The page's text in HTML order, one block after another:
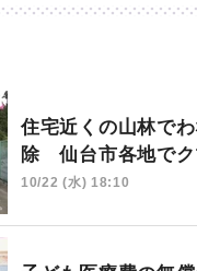
住宅近くの山林で
除 仙台市各地でク
10/22 (水) 18:10